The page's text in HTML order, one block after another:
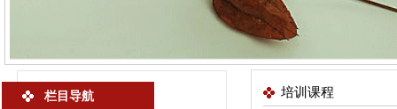
栏目导航 培训课程